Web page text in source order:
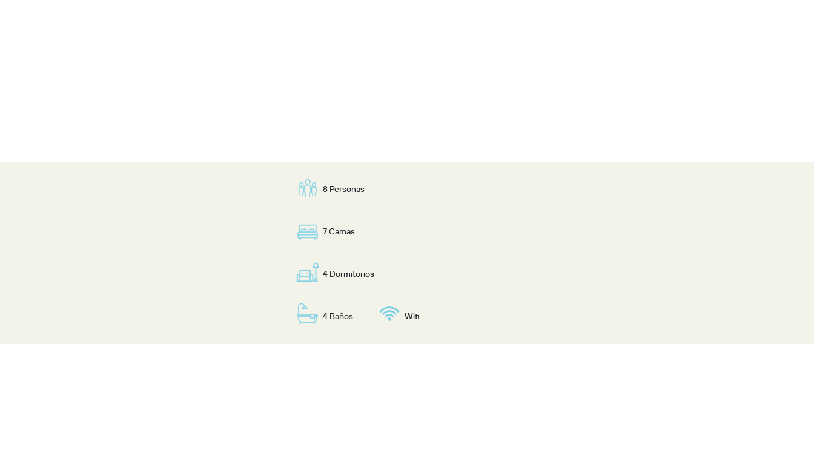
8 Personas
7 Camas
4 Dormitorios
4 Baños Wifi